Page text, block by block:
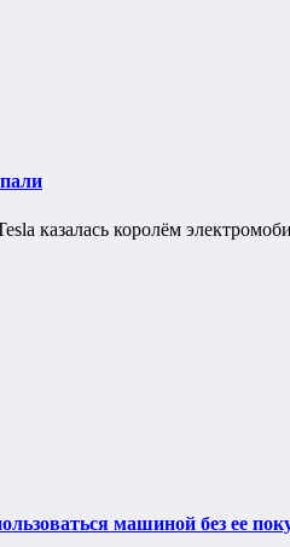
казалась королём
машиной без ее